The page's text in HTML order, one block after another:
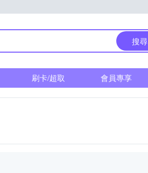
搜尋
刷卡/超取 會員專享